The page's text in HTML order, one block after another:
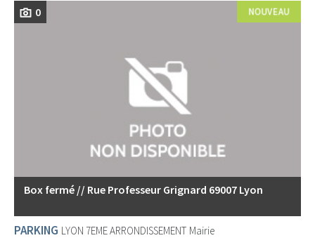
0
Box fermé // Rue Professeur Grignard 69007 Lyon
PARKING LYON 7EME ARRONDISSEMENT Mairie